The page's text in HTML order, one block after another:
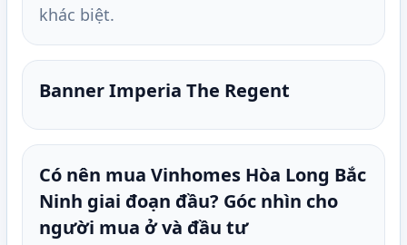
khác biệt.
Banner Imperia The Regent
Có nên mua Vinhomes Hòa Long Bắc
Ninh giai đoạn đầu? Góc nhìn cho
người mua ở và đầu tư